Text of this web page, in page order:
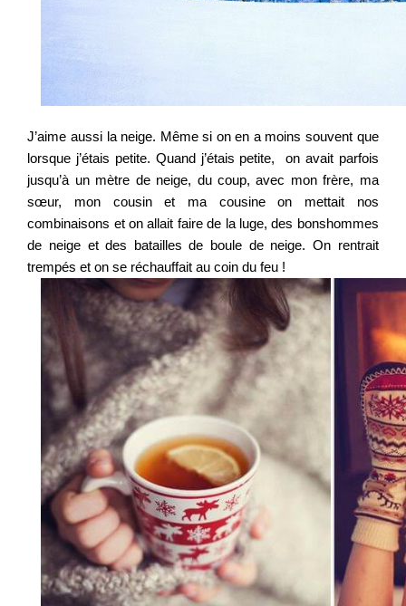
J’aime aussi la neige. Même si on en a moins souvent que
lorsque j’étais petite. Quand j’étais petite, on avait parfois
jusqu’à un mètre de neige, du coup, avec mon frère, ma
sœur, mon cousin et ma cousine on mettait nos
combinaisons et on allait faire de la luge, des bonshommes
de neige et des batailles de boule de neige. On rentrait
trempés et on se réchauffait au coin du feu !